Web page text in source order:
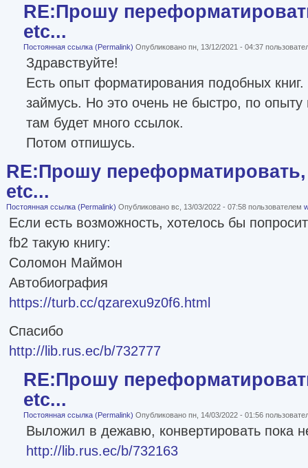
RE:Прошу
etc...
Постоянная ссылка (Permalink) Опубликовано пн, 13/12/2021 - 04:37
Здравствуйте!
Есть опыт форматирования подобных
займусь. Но это очень не быстро, по
там будет много ссылок.
Потом отпишусь.
RE:Прошу переформатировать,
etc...
Постоянная ссылка (Permalink) Опубликовано вс, 13/03/2022 - 07:58 пользователем
Если есть возможность, хотелось бы
fb2 такую книгу:
Соломон Маймон
Автобиография
https://turb.cc/qzarexu9z0f6.html
Спасибо
http://lib.rus.ec/b/732777
RE:Прошу
etc...
Постоянная ссылка (Permalink) Опубликовано пн, 14/03/2022 - 01:56
Выложил в дежавю, конвертировать пока
http://lib.rus.ec/b/732163